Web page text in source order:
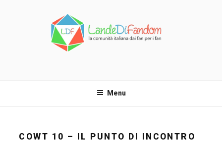
Menu
COWT 10 – IL PUNTO DI INCONTRO